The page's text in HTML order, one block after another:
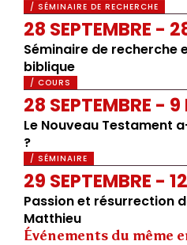
/ SÉMINAIRE DE RECHERCHE
28 SEPTEMBRE -
Séminaire de recherche
biblique
/ COURS
28 SEPTEMBRE - 9
Le Nouveau Testament
?
/ SÉMINAIRE
29 SEPTEMBRE -
Passion et résurrection
Matthieu
Événements du même